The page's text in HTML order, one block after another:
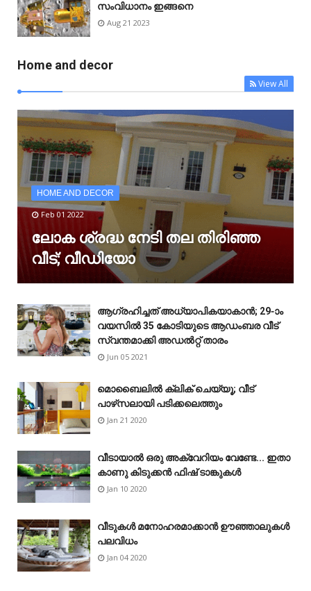
സംവിധാനം ഇങ്ങനെ
Aug 21 2023
Home and decor
View All
HOME AND DECOR
Feb 01 2022
ലോക ശ്രദ്ധ നേടി തല തിരിഞ്ഞ
വീട്; വീഡിയോ
ആഗ്രഹിച്ചത് അധ്യാപികയാകാൻ; 29-ാം
വയസിൽ 35 കോടിയുടെ ആഡംബര വീട്
സ്വന്തമാക്കി അഡൽറ്റ് താരം
Jun 05 2021
മൊബൈലിൽ ക്ലിക് ചെയ്യൂ; വീട്
പാഴ്‌സലായി പടിക്കലെത്തും
Jan 21 2020
വീടായാൽ ഒരു അക്വേറിയം വേണ്ടേ... ഇതാ
കാണു കിടുക്കൻ ഫിഷ് ടാങ്കുകൾ
Jan 10 2020
വീടുകൾ മനോഹരമാക്കാൻ ഊഞ്ഞാലുകൾ
പലവിധം
Jan 04 2020